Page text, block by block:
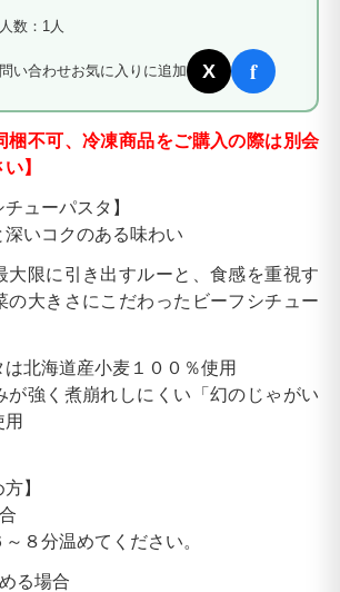
数：1人
い合わせお気に入りに追加 X f
梱不可、冷凍商品をご購入の際は別会
】
ューパスタ】
深いコクのある味わい
大限に引き出すルーと、食感を重視す
の大きさにこだわったビーフシチュー
北海道産小麦１００％使用
が強く煮崩れしにくい「幻のじゃがい
】
８分温めてください。
る場合